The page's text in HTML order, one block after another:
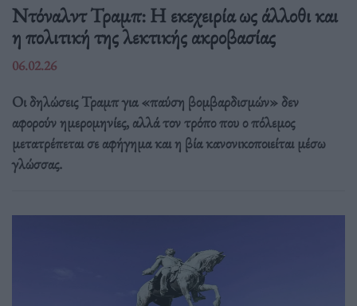
Ντόναλντ Τραμπ: Η εκεχειρία ως άλλοθι και
η πολιτική της λεκτικής ακροβασίας
06.02.26
Οι δηλώσεις Τραμπ για «παύση βομβαρδισμών» δεν
αφορούν ημερομηνίες, αλλά τον τρόπο που ο πόλεμος
μετατρέπεται σε αφήγημα και η βία κανονικοποιείται μέσω
γλώσσας.